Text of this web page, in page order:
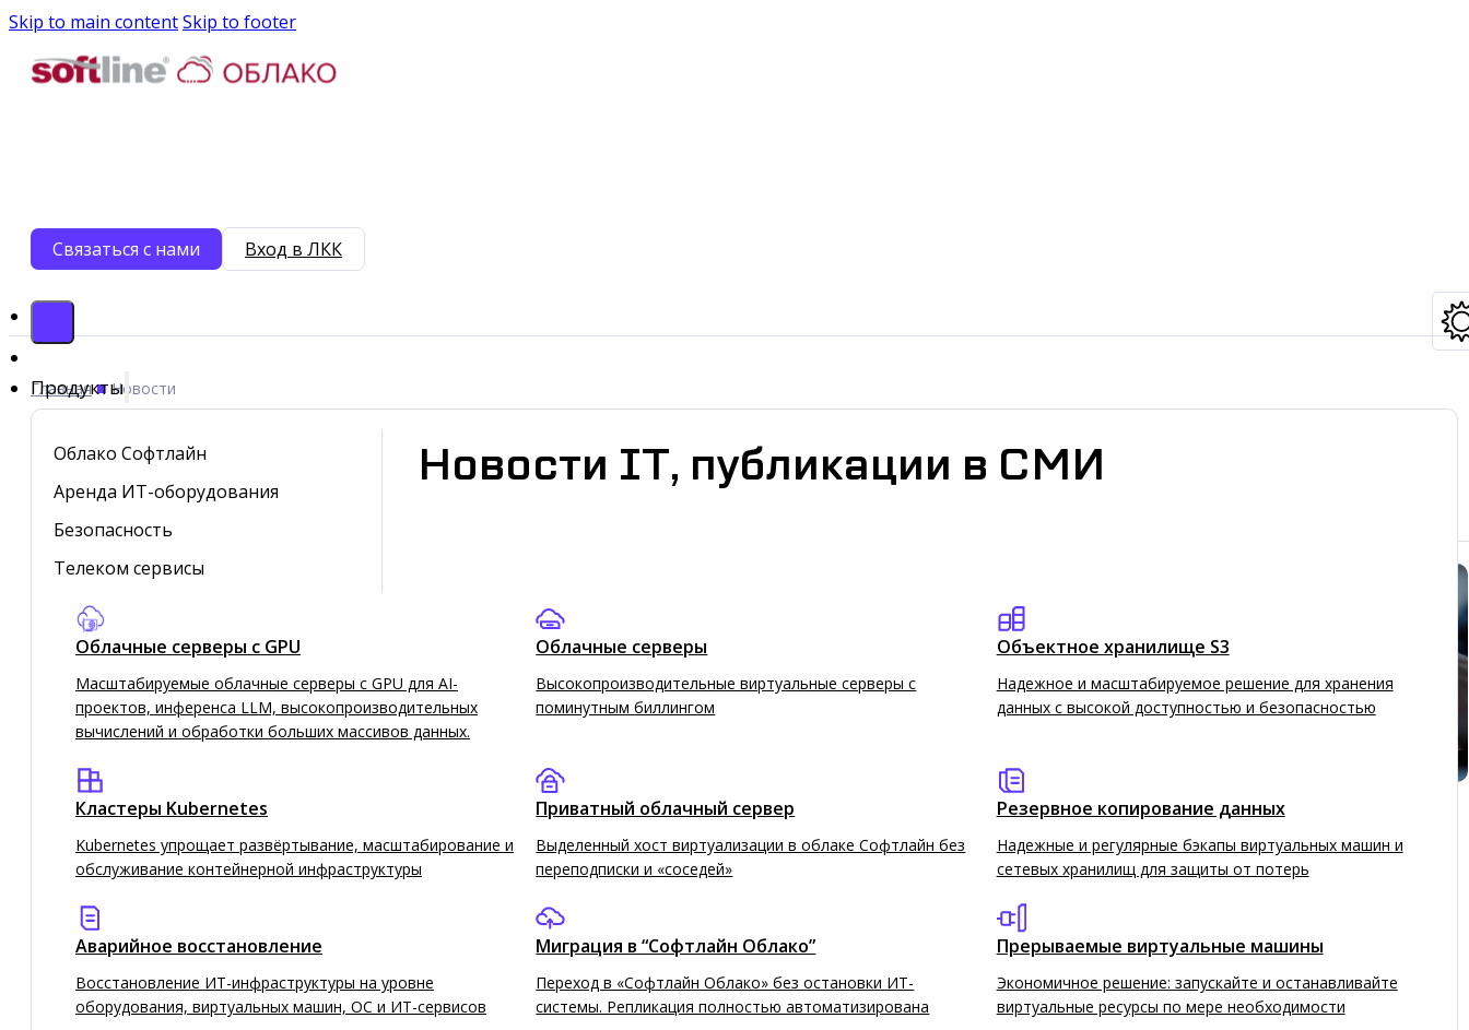
Skip to main contentSkip to footer
Связаться с нами Вход в ЛКК
Продукты
Облако Софтлайн
Аренда ИТ-оборудования
Безопасность
Телеком сервисы
Облачные серверы с GPU
Масштабируемые облачные серверы с GPU для AI-
проектов, инференса LLM, высокопроизводительных
вычислений и обработки больших массивов данных.
Облачные серверы
Высокопроизводительные виртуальные серверы c
поминутным биллингом
Объектное хранилище S3
Надежное и масштабируемое решение для хранения
данных с высокой доступностью и безопасностью
Кластеры Kubernetes
Kubernetes упрощает развёртывание, масштабирование и
обслуживание контейнерной инфраструктуры
Приватный облачный сервер
Выделенный хост виртуализации в облаке Софтлайн без
переподписки и «соседей»
Резервное копирование данных
Надежные и регулярные бэкапы виртуальных машин и
сетевых хранилищ для защиты от потерь
Аварийное восстановление
Восстановление ИТ-инфраструктуры на уровне
оборудования, виртуальных машин, ОС и ИТ-сервисов
Миграция в “Софтлайн Облако”
Переход в «Софтлайн Облако» без остановки ИТ-
системы. Репликация полностью автоматизирована
Прерываемые виртуальные машины
Экономичное решение: запускайте и останавливайте
виртуальные ресурсы по мере необходимости
Главная■Новости
Новости IT, публикации в СМИ
HaaS: что это и почему бизнесу
стоит обратить внимание на новую
модель потребления ИТ-
инфраструктуры
оборудование и кому это подходит
Как бизнесу адаптироваться к
дефициту мощностей ЦОД в
Москве
Эксперт «Софтлайн Облако» рассказывает о
ключевых причинах дефицита и предлагает
решения, которые помогут бизнесу
адаптироваться…
Astra Linux будет доступна
клиентам «Софтлайн Облака»
российский облачный провайдер «Софтлайн
Облако»…